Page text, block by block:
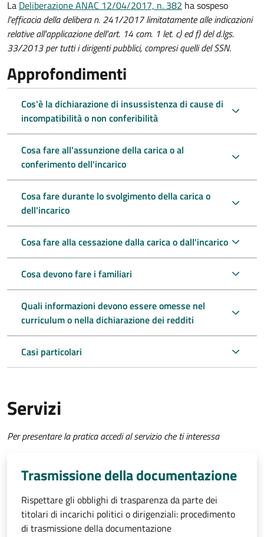
La Deliberazione ANAC 12/04/2017, n. 382 ha sospeso
l’efficacia della delibera n. 241/2017 limitatamente alle indicazioni
relative all'applicazione dell’art. 14 com. 1 let. c) ed f) del d.lgs.
33/2013 per tutti i dirigenti pubblici, compresi quelli del SSN.
Approfondimenti
Cos'è la dichiarazione di insussistenza di cause di
incompatibilità o non conferibilità
Cosa fare all'assunzione della carica o al
conferimento dell'incarico
Cosa fare durante lo svolgimento della carica o
dell'incarico
Cosa fare alla cessazione dalla carica o dall'incarico
Cosa devono fare i familiari
Quali informazioni devono essere omesse nel
curriculum o nella dichiarazione dei redditi
Casi particolari
Servizi
Per presentare la pratica accedi al servizio che ti interessa
Trasmissione della documentazione
Rispettare gli obblighi di trasparenza da parte dei
titolari di incarichi politici o dirigenziali: procedimento
di trasmissione della documentazione